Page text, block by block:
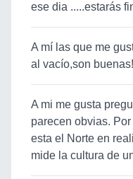
ese dia .....estarás
A mí las que me
al vacío,son
A mi me gusta
parecen obvias.
esta el Norte en
mide la cultura de